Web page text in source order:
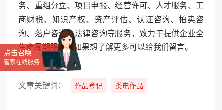
务、重组分立、项目申报、经营许可、人才服务、工
商财税、知识产权、资产评估、认证咨询、拍卖咨
询、落户咨询、法律咨询等服务，致力于提供企业全
生命周期服务。如果想了解更多可以给我们留言。
文章关键词： 作品登记 类电作品
点击召唤
管家在线服务